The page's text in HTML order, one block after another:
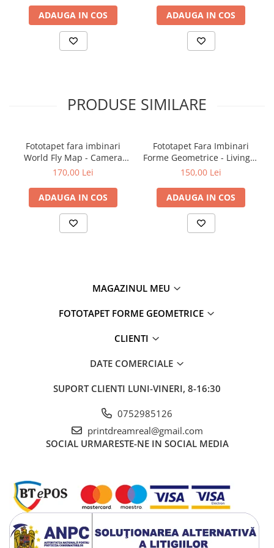
ADAUGA IN COS ADAUGA IN COS
PRODUSE SIMILARE
Fototapet fara imbinari
World Fly Map - Camera
Copilului
170,00 Lei
ADAUGA IN COS
Fototapet Fara Imbinari
Forme Geometrice - Living &
Dormitor
150,00 Lei
ADAUGA IN COS
MAGAZINUL MEU
FOTOTAPET FORME GEOMETRICE
CLIENTI
DATE COMERCIALE
SUPORT CLIENTI LUNI-VINERI, 8-16:30
0752985126
printdreamreal@gmail.com
SOCIAL URMARESTE-NE IN SOCIAL MEDIA